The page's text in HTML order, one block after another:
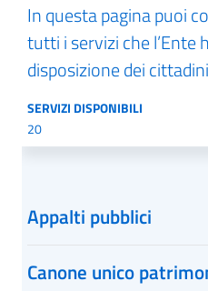
In questa pagina puoi
tutti i servizi che l’Ente
disposizione dei
SERVIZI DISPONIBILI
20
Appalti pubblici
Canone unico